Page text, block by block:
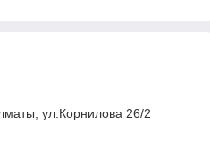
ул.Корнилова 26/2